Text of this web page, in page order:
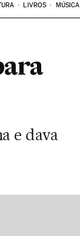
LIVROS MÚSICA
e dava